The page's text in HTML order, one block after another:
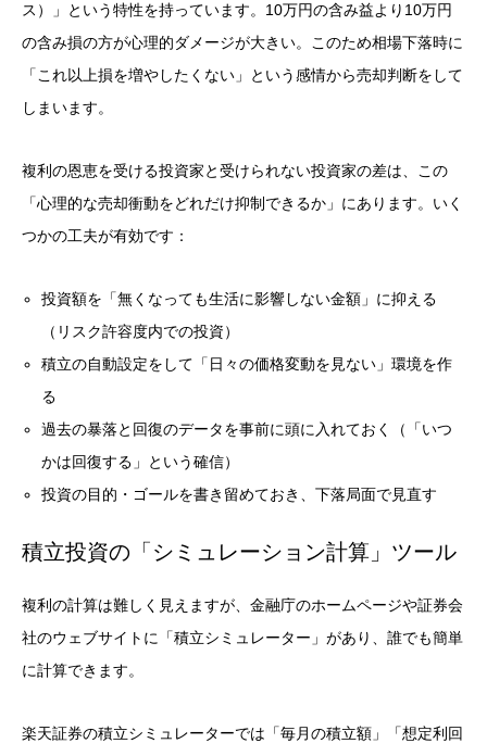
ス）」という特性を持っています。10万円の含み益より10万円
の含み損の方が心理的ダメージが大きい。このため相場下落時に
「これ以上損を増やしたくない」という感情から売却判断をして
しまいます。
複利の恩恵を受ける投資家と受けられない投資家の差は、この
「心理的な売却衝動をどれだけ抑制できるか」にあります。いく
つかの工夫が有効です：
投資額を「無くなっても生活に影響しない金額」に抑える
（リスク許容度内での投資）
積立の自動設定をして「日々の価格変動を見ない」環境を作
る
過去の暴落と回復のデータを事前に頭に入れておく（「いつ
かは回復する」という確信）
投資の目的・ゴールを書き留めておき、下落局面で見直す
積立投資の「シミュレーション計算」ツール
複利の計算は難しく見えますが、金融庁のホームページや証券会
社のウェブサイトに「積立シミュレーター」があり、誰でも簡単
に計算できます。
楽天証券の積立シミュレーターでは「毎月の積立額」「想定利回